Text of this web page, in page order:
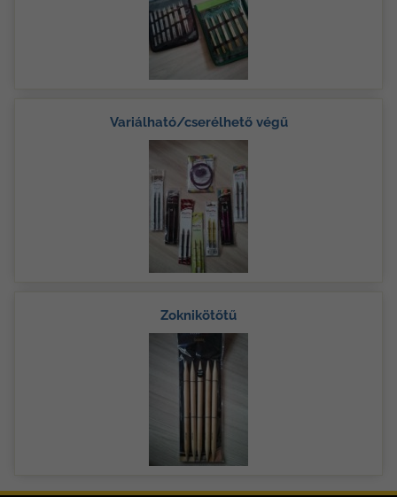
Variálható/cserélhető végű
Zoknikötőtű